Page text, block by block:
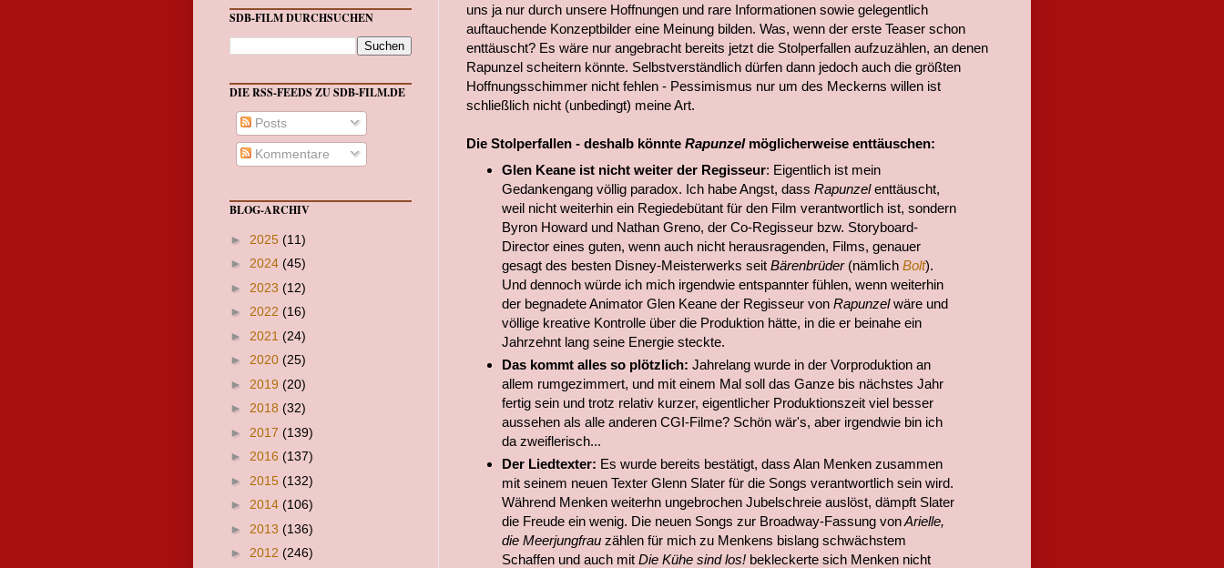
uns ja nur durch unsere Hoffnungen und rare Informationen sowie gelegentlich
auftauchende Konzeptbilder eine Meinung bilden. Was, wenn der erste Teaser schon
enttäuscht? Es wäre nur angebracht bereits jetzt die Stolperfallen aufzuzählen, an denen
Rapunzel scheitern könnte. Selbstverständlich dürfen dann jedoch auch die größten
Hoffnungsschimmer nicht fehlen - Pessimismus nur um des Meckerns willen ist
schließlich nicht (unbedingt) meine Art.
Die Stolperfallen - deshalb könnte Rapunzelmöglicherweise enttäuschen:
Glen Keane ist nicht weiter der Regisseur: Eigentlich ist mein
Gedankengang völlig paradox. Ich habe Angst, dass Rapunzelenttäuscht,
weil nicht weiterhin ein Regiedebütant für den Film verantwortlich ist, sondern
Byron Howard und Nathan Greno, der Co-Regisseur bzw. Storyboard-
Director eines guten, wenn auch nicht herausragenden, Films, genauer
gesagt des besten Disney-Meisterwerks seit Bärenbrüder(nämlich Bolt).
Und dennoch würde ich mich irgendwie entspannter fühlen, wenn weiterhin
der begnadete Animator Glen Keane der Regisseur von Rapunzelwäre und
völlige kreative Kontrolle über die Produktion hätte, in die er beinahe ein
Jahrzehnt lang seine Energie steckte.
Das kommt alles so plötzlich: Jahrelang wurde in der Vorproduktion an
allem rumgezimmert, und mit einem Mal soll das Ganze bis nächstes Jahr
fertig sein und trotz relativ kurzer, eigentlicher Produktionszeit viel besser
aussehen als alle anderen CGI-Filme? Schön wär's, aber irgendwie bin ich
da zweiflerisch...
Der Liedtexter: Es wurde bereits bestätigt, dass Alan Menken zusammen
mit seinem neuen Texter Glenn Slater für die Songs verantwortlich sein wird.
Während Menken weiterhn ungebrochen Jubelschreie auslöst, dämpft Slater
die Freude ein wenig. Die neuen Songs zur Broadway-Fassung vonArielle,
die Meerjungfrauzählen für mich zu Menkens bislang schwächstem
Schaffen und auch mit Die Kühe sind los!bekleckerte sich Menken nicht
SDB-FILM DURCHSUCHEN
DIE RSS-FEEDS ZU SDB-FILM.DE
Posts
Kommentare
BLOG-ARCHIV
► 2025 (11)
► 2024 (45)
► 2023 (12)
► 2022 (16)
► 2021 (24)
► 2020 (25)
► 2019 (20)
► 2018 (32)
► 2017 (139)
► 2016 (137)
► 2015 (132)
► 2014 (106)
► 2013 (136)
► 2012 (246)